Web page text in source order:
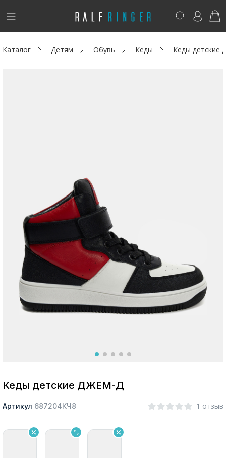
!
Новинки
Акции / Новости
Адреса магазинов
Возникли вопросы? - club@ralf.ru
Каталог Детям Обувь Кеды Кеды
Кеды детские ДЖЕМ-Д
Артикул 687204КЧ8 1 отзыв